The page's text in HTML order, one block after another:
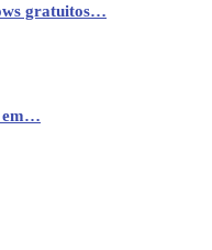
gratuitos…
em…